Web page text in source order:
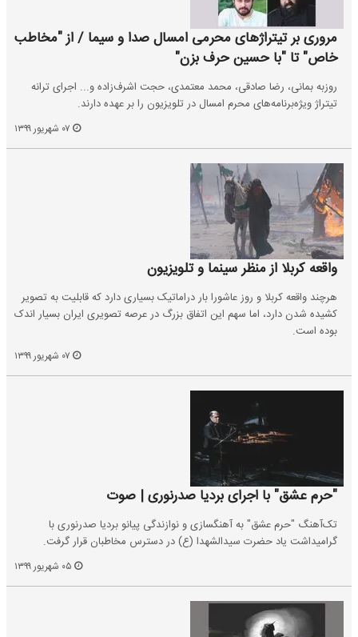
مروری بر تیتراژهای محرمی امسال صدا و سیما / از "مخاطب
خاص" تا "با حسین حرف بزن"
روزبه بمانی، رضا صادقی، محمد معتمدی، حجت اشرف‌زاده و... اجرای ترانه
تیتراژ ویژه‌برنامه‌های محرم امسال در تلویزیون را بر عهده دارند.
واقعه کربلا از منظر سینما و تلویزیون
هرچند واقعه کربلا و روز عاشورا بار دراماتیک بسیاری دارد که قابلیت به تصویر
کشیده شدن دارد، اما سهم این اتفاق بزرگ در عرصه تصویری ایران بسیار اندک
بوده است.
"حرم عشق" با اجرای بردیا صدرنوری | صوت
تک‌آهنگ "حرم عشق" به آهنگسازی و نوازندگی پیانو بردیا صدرنوری با
گرامیداشت یاد حضرت سیدالشهدا (ع) در دسترس مخاطبان قرار گرفت.